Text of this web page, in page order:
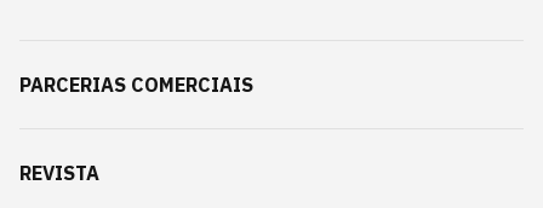
PARCERIAS COMERCIAIS
REVISTA